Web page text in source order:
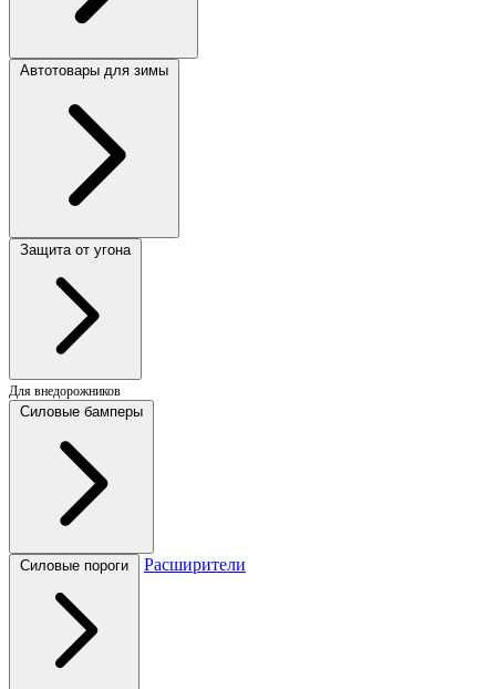
Автотовары для зимы
Защита от угона
Для внедорожников
Силовые бамперы
Силовые пороги Расширители